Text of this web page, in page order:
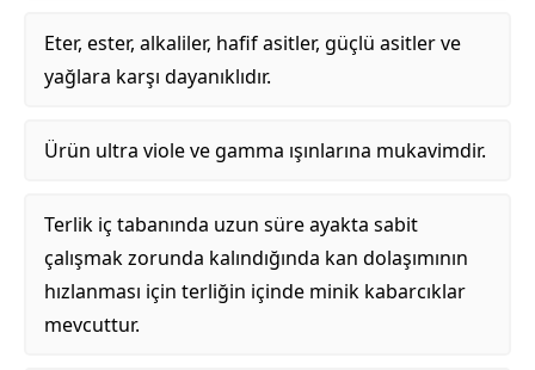
Eter, ester, alkaliler, hafif asitler, güçlü asitler ve
yağlara karşı dayanıklıdır.
Ürün ultra viole ve gamma ışınlarına mukavimdir.
Terlik iç tabanında uzun süre ayakta sabit
çalışmak zorunda kalındığında kan dolaşımının
hızlanması için terliğin içinde minik kabarcıklar
mevcuttur.